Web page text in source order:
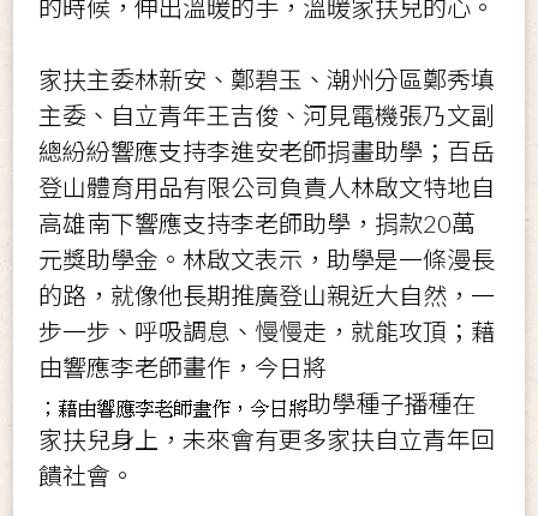
的時候，伸出溫暖的手，溫暖家扶兒的心。
家扶主委林新安、鄭碧玉、潮州分區鄭秀填
主委、 自立青年王吉俊 、 河見電機張乃文副
總紛紛響應支持李進安老師捐畫助學 ； 百岳
登山體育用品有限公司負責人林啟文特地自
高雄南下響應支持李老師助學 ， 捐款20萬
元獎助學金 。林啟文表示 ，助學是一條漫長
的路 ， 就像他長期推廣登山親近大自然 ， 一
步一步 、 呼吸調息 、 慢慢走 ， 就能攻頂 ；藉
由響應李老師畫作，今日將
助學種子播種在
家扶兒身上 ，未來會有更多家扶自立青年回
饋社會。